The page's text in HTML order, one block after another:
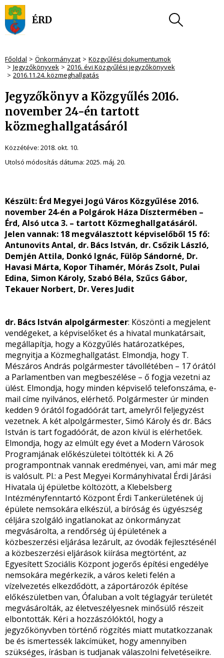
Főoldal Önkormányzat
Közgyűlési dokumentumok
Jegyzőkönyvek
2016. évi Közgyűlési jegyzőkönyvek
2016.11.24. közmeghallgatás
Jegyzőkönyv a Közgyűlés 2016.
november 24-én tartott
közmeghallgatásáról
Közzétéve: 2018. okt. 10.
Utolsó módosítás dátuma: 2025. máj. 20.
Készült: Érd Megyei Jogú Város Közgyűlése 2016.
november 24-én a Polgárok Háza Dísztermében –
Érd, Alsó utca 3. – tartott Közmeghallgatásáról.
Jelen vannak: 18 megválasztott képviselőből 15 fő:
Antunovits Antal, dr. Bács István, dr. Csőzik László,
Demjén Attila, Donkó Ignác, Fülöp Sándorné, Dr.
Havasi Márta, Kopor Tihamér, Mórás Zsolt, Pulai
Edina, Simon Károly, Szabó Béla, Szűcs Gábor,
Tekauer Norbert, Dr. Veres Judit
dr. Bács István alpolgármester: Köszönti a megjelent
vendégeket, a képviselőket és a hivatal munkatársait,
megállapítja, hogy a Közgyűlés határozatképes,
megnyitja a Közmeghallgatást. Elmondja, hogy T.
Mészáros András polgármester távollétében – 17 órától
a Parlamentben van megbeszélése – ő fogja vezetni az
ülést. Elmondja, hogy minden képviselő telefonszáma, e-
mail címe nyilvános, elérhető. Polgármester úr minden
kedden 9 órától fogadóórát tart, amelyről feljegyzést
vezetnek. A két alpolgármester, Simó Károly és dr. Bács
István is tart fogadóórát, de azon kívül is elérhetőek.
Elmondja, hogy az elmúlt egy évet a Modern Városok
Programjának előkészületei töltötték ki. A 26
programpontnak vannak eredményei, van, ami már meg
is valósult. Pl.: a Pest Megyei Kormányhivatal Érdi Járási
Hivatala új épületbe költözött, a Klebelsberg
Intézményfenntartó Központ Érdi Tankerületének új
épülete nemsokára elkészül, a bíróság és ügyészség
céljára szolgáló ingatlanokat az önkormányzat
megvásárolta, a rendőrség új épületének a
közbeszerzési eljárása lezárult, az óvodák fejlesztésénél
a közbeszerzési eljárások kiírása megtörtént, az
Egyesített Szociális Központ jogerős építési engedélye
nemsokára megérkezik, a város keleti felén a
vízelvezetés elkezdődött, a záportározók építése
előkészületben van, Ófaluban a volt téglagyár területét
megvásárolták, az életveszélyesnek minősülő részeit
elbontották. Kéri a hozzászólóktól, hogy a
jegyzőkönyvben történő rögzítés miatt mutatkozzanak
be és ismertessék lakcímüket, hogy amennyiben
szükséges, írásban is tudjanak válaszolni felvetéseikre.